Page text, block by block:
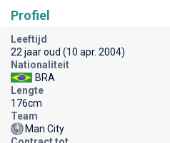
Profiel
Leeftijd
22 jaar oud (10 apr. 2004)
Nationaliteit
BRA
Lengte
176cm
Team
Man City